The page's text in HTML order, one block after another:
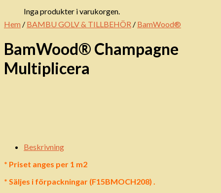
Inga produkter i varukorgen.
Hem / BAMBU GOLV & TILLBEHÖR / BamWood®
BamWood® Champagne
Multiplicera
Beskrivning
* Priset anges per 1 m2
* Säljes i förpackningar (F15BMOCH208) .